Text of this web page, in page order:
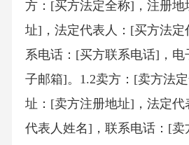
方：[买方法定全称]，注册
址]，法定代表人：[买方法定
系电话：[买方联系电话]，
子邮箱]。1.2卖方：[卖方法
址：[卖方注册地址]，法定代
代表人姓名]，联系电话：[